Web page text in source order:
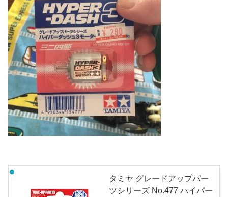
タミヤ グレードアップパー
ツシリーズ No.477 ハイパー